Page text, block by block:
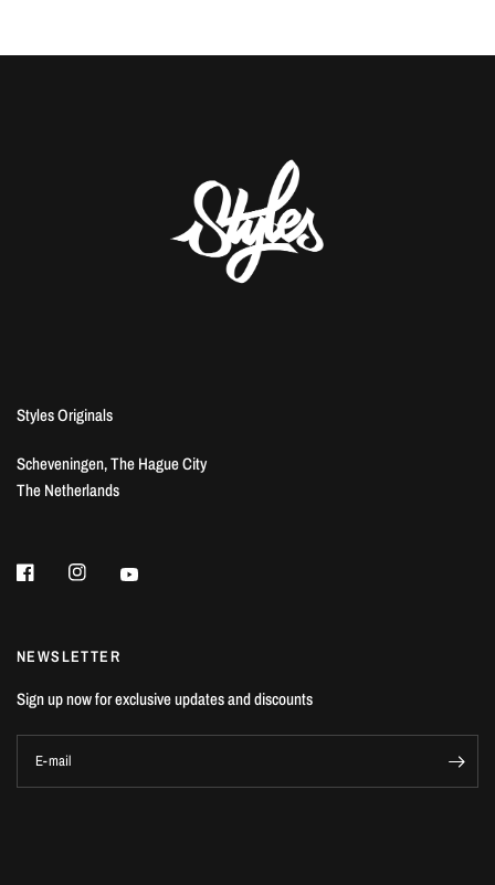
Styles Originals
Scheveningen, The Hague City
The Netherlands
NEWSLETTER
Sign up now for exclusive updates and discounts
E-mail